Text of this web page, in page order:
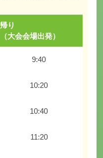
帰り
（大会会場出発）
9:40
10:20
10:40
11:20